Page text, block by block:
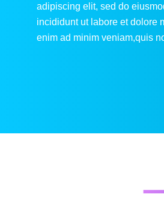
adipiscing elit, sed do
incididunt ut labore et dolore
enim ad minim veniam,quis